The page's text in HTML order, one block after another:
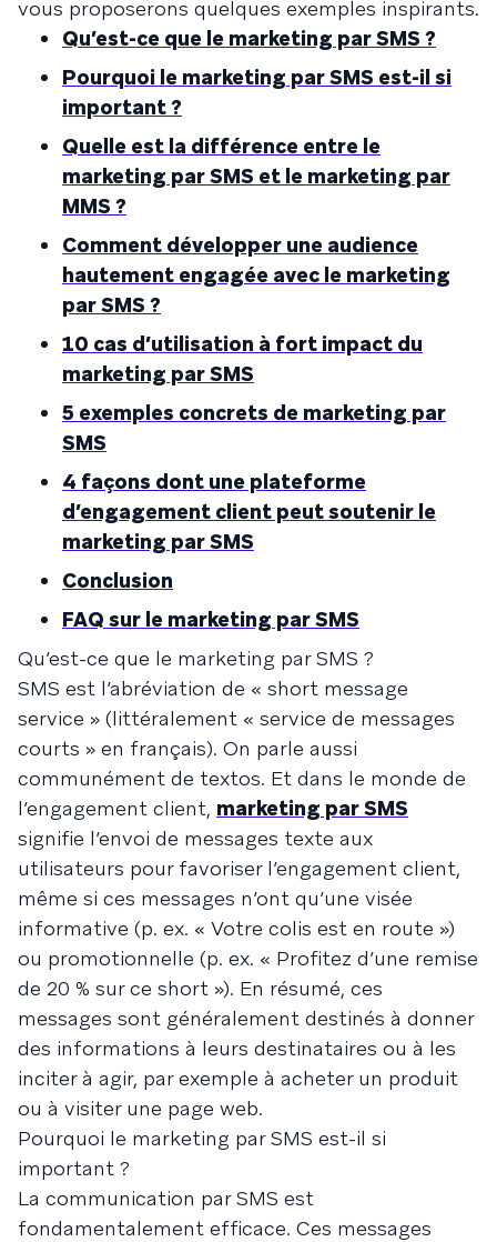
vous proposerons quelques exemples inspirants.
Qu’est-ce que le marketing par SMS ?
Pourquoi le marketing par SMS est-il si
important ?
Quelle est la différence entre le
marketing par SMS et le marketing par
MMS ?
Comment développer une audience
hautement engagée avec le marketing
par SMS ?
10 cas d’utilisation à fort impact du
marketing par SMS
5 exemples concrets de marketing par
SMS
4 façons dont une plateforme
d’engagement client peut soutenir le
marketing par SMS
Conclusion
FAQ sur le marketing par SMS
Qu’est-ce que le marketing par SMS ?
SMS est l’abréviation de « short message
service » (littéralement « service de messages
courts » en français). On parle aussi
communément de textos. Et dans le monde de
l’engagement client, marketing par SMS
signifie l’envoi de messages texte aux
utilisateurs pour favoriser l’engagement client,
même si ces messages n’ont qu’une visée
informative (p. ex. « Votre colis est en route »)
ou promotionnelle (p. ex. « Profitez d’une remise
de 20 % sur ce short »). En résumé, ces
messages sont généralement destinés à donner
des informations à leurs destinataires ou à les
inciter à agir, par exemple à acheter un produit
ou à visiter une page web.
Pourquoi le marketing par SMS est-il si
important ?
La communication par SMS est
fondamentalement efficace. Ces messages